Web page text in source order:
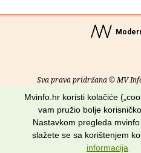
Sva prava pridržana © MV
Uvjeti
Potraži
Mvinfo.hr koristi kolačiće
vam pružio bolje
Nastavkom pregleda
slažete se sa korištenjem
informacija